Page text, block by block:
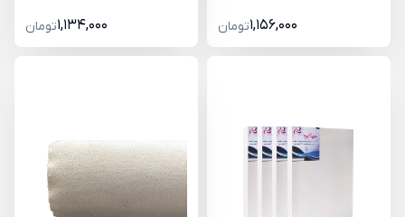
1,156,000تومان 1,134,000تومان